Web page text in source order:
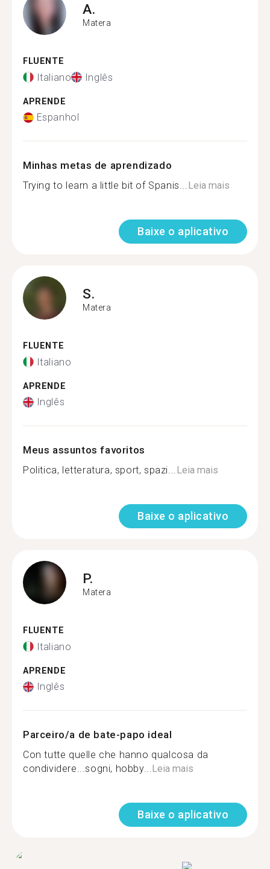
A.
Matera
FLUENTE
Italiano Inglês
APRENDE
Espanhol
Minhas metas de aprendizado
Trying to learn a little bit of Spanis...Leia mais
Baixe o aplicativo
S.
Matera
FLUENTE
Italiano
APRENDE
Inglês
Meus assuntos favoritos
Politica, letteratura, sport, spazi...Leia mais
Baixe o aplicativo
P.
Matera
FLUENTE
Italiano
APRENDE
Inglês
Parceiro/a de bate-papo ideal
Con tutte quelle che hanno qualcosa da
condividere...sogni, hobby...Leia mais
Baixe o aplicativo